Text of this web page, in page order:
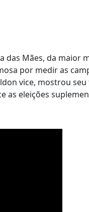
Mães, da maior
por medir as
vice, mostrou
as eleições